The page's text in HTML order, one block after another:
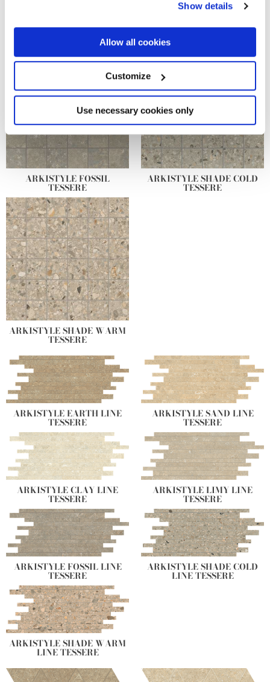
If you allow, we would also like to:
Collect information about your geographical
location which can be accurate to within several
Identify your device by actively scanning it for
specific characteristics (fingerprinting)
Find out more about how your personal data is processed
and set your preferences in thedetails section.
We use cookies to personalise content and ads, to
provide social media features and to analyse our traffic.
We also share information about your use of our site with
our social media, advertising and analytics partners who
may combine it with other information that you’ve
provided to them or that they’ve collected from your use
of their services.
Show details
Allow all cookies
Customize
Use necessary cookies only
ARKISTYLE CLAY TESSERE ARKISTYLE LIMY TESSERE
ARKISTYLE FOSSIL
TESSERE
ARKISTYLE SHADE COLD
TESSERE
ARKISTYLE SHADE WARM
TESSERE
ARKISTYLE EARTH LINE
TESSERE
ARKISTYLE SAND LINE
TESSERE
ARKISTYLE CLAY LINE
TESSERE
ARKISTYLE LIMY LINE
TESSERE
ARKISTYLE FOSSIL LINE
TESSERE
ARKISTYLE SHADE COLD
LINE TESSERE
ARKISTYLE SHADE WARM
LINE TESSERE